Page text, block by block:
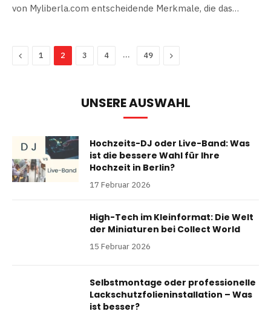
von Myliberla.com entscheidende Merkmale, die das…
Previous
1 2 3 4 … 49 Next
UNSERE AUSWAHL
Hochzeits-DJ oder Live-Band: Was
ist die bessere Wahl für Ihre
Hochzeit in Berlin?
17 Februar 2026
High-Tech im Kleinformat: Die Welt
der Miniaturen bei Collect World
15 Februar 2026
Selbstmontage oder professionelle
Lackschutzfolieninstallation – Was
ist besser?